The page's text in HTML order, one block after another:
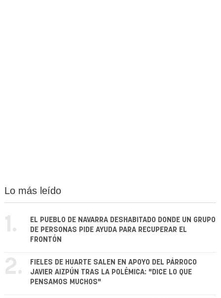
Lo más leído
1.
EL PUEBLO DE NAVARRA DESHABITADO DONDE UN GRUPO
DE PERSONAS PIDE AYUDA PARA RECUPERAR EL
FRONTÓN
2.
FIELES DE HUARTE SALEN EN APOYO DEL PÁRROCO
JAVIER AIZPÚN TRAS LA POLÉMICA: "DICE LO QUE
PENSAMOS MUCHOS"